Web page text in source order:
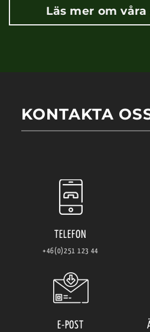
Läs mer om
KONTAKTA
TELEFON
+46(0)251 123 44
E-POST